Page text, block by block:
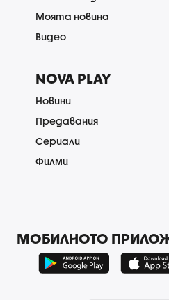
Моята новина
Видео
NOVA PLAY
Новини
Предавания
Сериали
Филми
МОБИЛНОТО